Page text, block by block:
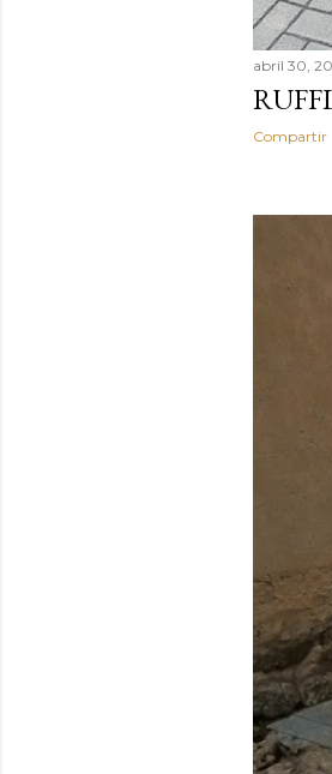
abril 30,
Compartir